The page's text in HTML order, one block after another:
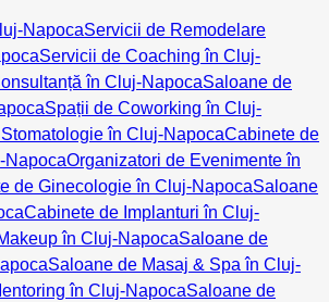
NapocaServicii de Remodelare
Servicii de Coaching în Cluj-
în Cluj-NapocaSaloane de
Spații de Coworking în Cluj-
în Cluj-NapocaCabinete de
NapocaOrganizatori de Evenimente în
de Ginecologie în Cluj-NapocaSaloane
Cabinete de Implanturi în Cluj-
în Cluj-NapocaSaloane de
Saloane de Masaj & Spa în Cluj-
în Cluj-NapocaSaloane de